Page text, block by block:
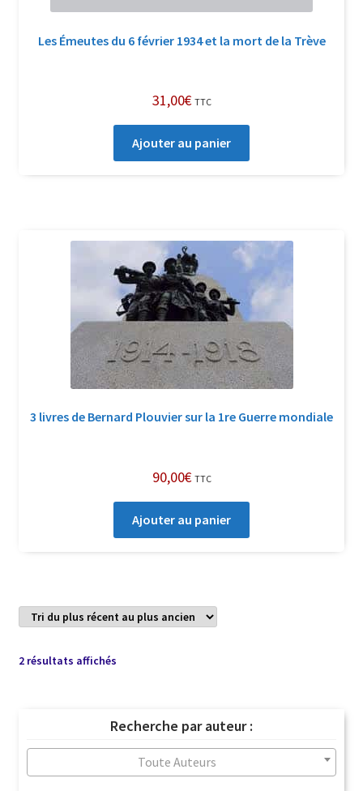
Les Émeutes du 6 février 1934 et la mort de la Trève
31,00€ TTC
Ajouter au panier
3 livres de Bernard Plouvier sur la 1re Guerre mondiale
90,00€ TTC
Ajouter au panier
2 résultats affichésTrié
au
plus
ancien
Recherche par auteur :
Toute Auteurs